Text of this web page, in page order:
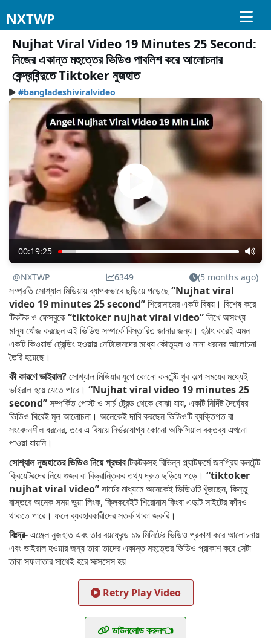
NXTWP
Nujhat Viral Video 19 Minutes 25 Second:
নিজের একান্ত মহুত্তের ভিডিও পাবলিশ করে আলোচনার
কেন্দ্রবিন্দুতে Tiktoker নুজহাত
#bangladeshiviralvideo
00:19:25
@NXTWP 6349 (5 months ago)
সম্প্রতি সোশ্যাল মিডিয়ায় ব্যাপকভাবে ছড়িয়ে পড়েছে“Nujhat viral
video 19 minutes 25 second”শিরোনামের একটি বিষয়। বিশেষ করে
টিকটক ও ফেসবুকে“tiktoker nujhat viral video”লিখে অসংখ্য
মানুষ খোঁজ করছেন এই ভিডিও সম্পর্কে বিস্তারিত জানার জন্য। হঠাৎ করেই এমন
একটি কিওয়ার্ড ট্রেন্ডিং হওয়ায় নেটিজেনদের মধ্যে কৌতূহল ও নানা ধরনের আলোচনা
তৈরি হয়েছে।
কী কারণে ভাইরাল?সোশ্যাল মিডিয়ার যুগে কোনো কনটেন্ট খুব অল্প সময়ের মধ্যেই
ভাইরাল হয়ে যেতে পারে। “Nujhat viral video 19 minutes 25
second”সম্পর্কিত পোস্ট ও সার্চ ট্রেন্ড থেকে বোঝা যায়, একটি নির্দিষ্ট দৈর্ঘ্যের
ভিডিও ঘিরেই মূল আলোচনা। অনেকেই দাবি করছেন ভিডিওটি ব্যক্তিগত বা
সংবেদনশীল ধরনের, তবে এ বিষয়ে নির্ভরযোগ্য কোনো অফিসিয়াল বক্তব্য এখনো
পাওয়া যায়নি।
সোশ্যাল নুজহাতের ভিডিও নিয়ে প্রভাবটিকটকসহ বিভিন্ন প্ল্যাটফর্মে জনপ্রিয় কনটেন্ট
ক্রিয়েটরদের নিয়ে গুজব বা বিভ্রান্তিকর তথ্য দ্রুত ছড়িয়ে পড়ে। “tiktoker
nujhat viral video”সার্চের মাধ্যমে অনেকেই ভিডিওটি খুঁজছেন, কিন্তু
বাস্তবে অনেক সময় ভুয়া লিংক, ক্লিকবেইট শিরোনাম কিংবা এডাল্ট সাইটের ফাঁদও
থাকতে পারে। ফলে ব্যবহারকারীদের সতর্ক থাকা জরুরি।
বিঃদ্র-এঞ্জেল নুজহাত এবং তার বয়ফ্রেন্ড ১৯ মিনিটের ভিডিও প্রকাশ করে আলোচনায়
এবং ভাইরাল হওয়ার জন্য তারা তাদের একান্ত মহুত্তের ভিডিও প্রাকাশ করে সেটা
তারা সফলাতার সাথেই হরে সাক্সসেস হয়
Retry Play Video
ডাউনলোড করুন👈